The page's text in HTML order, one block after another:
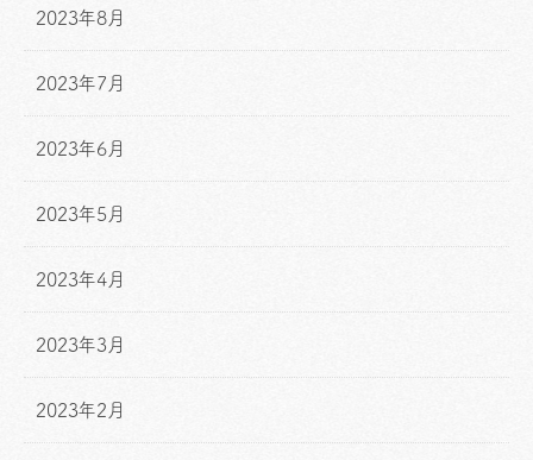
2023年8月
2023年7月
2023年6月
2023年5月
2023年4月
2023年3月
2023年2月